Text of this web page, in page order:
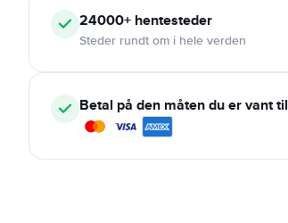
24000+ hentesteder
Steder rundt om i hele verden
Betal på den måten du er vant til